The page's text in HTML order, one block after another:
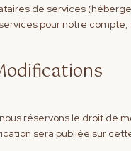
de services
pour notre
réservons le droit de
sera publiée sur